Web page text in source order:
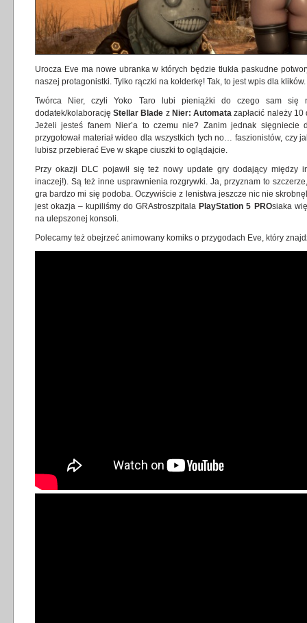
Urocza Eve ma nowe ubranka w których będzie tłukła paskudne
naszej protagonistki. Tylko rączki na kołderkę! Tak, to jest wpis dla klików.
Twórca Nier, czyli Yoko Taro lubi pieniążki do czego sam się
dodatek/kolaboracjęStellar Blade z Nier: Automata zapłacić należy
Jeżeli jesteś fanem Nier’a to czemu nie? Zanim jednak sięgniecie
przygotował materiał wideo dla wszystkich tych no… faszionistów, czy
lubisz przebierać Eve w skąpe ciuszki to oglądajcie.
Przy okazji DLC pojawił się też nowy update gry dodający między
inaczej!). Są też inne usprawnienia rozgrywki. Ja, przyznam to
gra bardzo mi się podoba. Oczywiście z lenistwa jeszcze nic nie
jest okazja – kupiliśmy do GRAstroszpitala PlayStation 5 PROsiaka
na ulepszonej konsoli.
Polecamy też obejrzeć animowany komiks o przygodach Eve, który